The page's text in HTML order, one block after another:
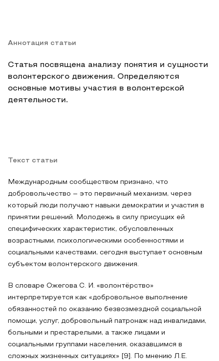
Аннотация статьи
Статья посвящена анализу понятия и сущности
волонтерского движения. Определяются
основные мотивы участия в волонтерской
деятельности.
Текст статьи
Международным сообществом признано, что
добровольчество – это первичный механизм, через
который люди получают навыки демократии и участия в
принятии решений. Молодежь в силу присущих ей
специфических характеристик, обусловленных
возрастными, психологическими особенностями и
социальными качествами, сегодня выступает основным
субъектом волонтерского движения.
В словаре Ожегова С. И. «волонтёрство»
интерпретируется как «добровольное выполнение
обязанностей по оказанию безвозмездной социальной
помощи, услуг, добровольный патронаж над инвалидами,
больными и престарелыми, а также лицами и
социальными группами населения, оказавшимся в
сложных жизненных ситуациях» [9]. По мнению Л.Е.